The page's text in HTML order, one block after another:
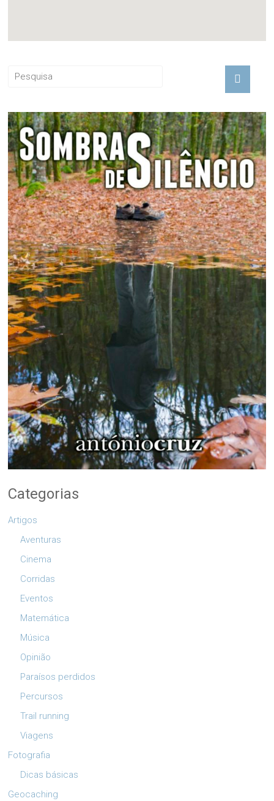
Categorias
Artigos
Aventuras
Cinema
Corridas
Eventos
Matemática
Música
Opinião
Paraísos perdidos
Percursos
Trail running
Viagens
Fotografia
Dicas básicas
Geocaching